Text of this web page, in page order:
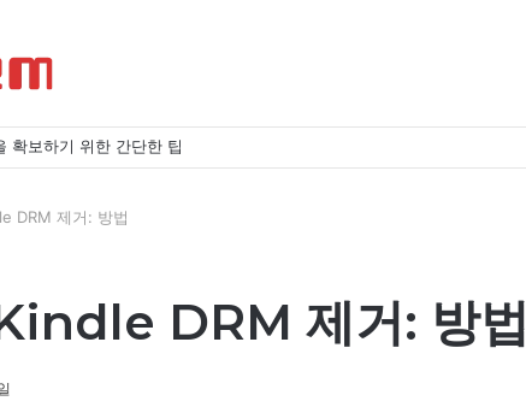
확보하기 위한 간단한 팁
DRM 제거: 방법
DRM 제거: 방법